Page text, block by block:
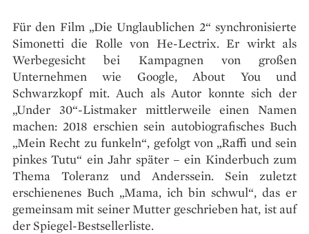
Für den Film „Die Unglaublichen 2“ synchronisierte
Simonetti die Rolle von He-Lectrix. Er wirkt als
Werbegesicht bei Kampagnen von großen
Unternehmen wie Google, About You und
Schwarzkopf mit. Auch als Autor konnte sich der
„Under 30“-Listmaker mittlerweile einen Namen
machen: 2018 erschien sein autobiografisches Buch
„Mein Recht zu funkeln“, gefolgt von „Raffi und sein
pinkes Tutu“ ein Jahr später – ein Kinderbuch zum
Thema Toleranz und Anderssein. Sein zuletzt
erschienenes Buch „Mama, ich bin schwul“, das er
gemeinsam mit seiner Mutter geschrieben hat, ist auf
der Spiegel-Bestsellerliste.